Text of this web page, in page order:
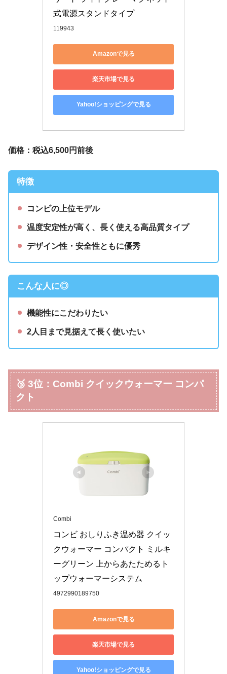
式電源スタンドタイプ
119943
Amazonで見る
楽天市場で見る
Yahoo!ショッピングで見る
価格：税込6,500円前後
特徴
コンビの上位モデル
温度安定性が高く、長く使える高品質タイプ
デザイン性・安全性ともに優秀
こんな人に◎
機能性にこだわりたい
2人目まで見据えて長く使いたい
🥉 3位：Combi クイックウォーマー コンパ
クト
Combi
コンビ おしりふき温め器 クイッ
クウォーマー コンパクト ミルキ
ーグリーン 上からあたためるト
ップウォーマーシステム
4972990189750
Amazonで見る
楽天市場で見る
Yahoo!ショッピングで見る